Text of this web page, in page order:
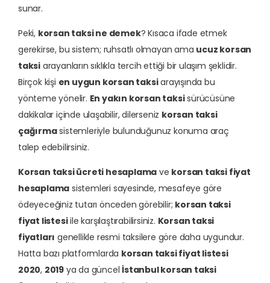
sunar.
Peki, korsan taksi ne demek? Kısaca ifade etmek
gerekirse, bu sistem; ruhsatlı olmayan ama ucuz korsan
taksi arayanların sıklıkla tercih ettiği bir ulaşım şeklidir.
Birçok kişi en uygun korsan taksiarayışında bu
yönteme yönelir. En yakın korsan taksisürücüsüne
dakikalar içinde ulaşabilir, dilerseniz korsan taksi
çağırmasistemleriyle bulunduğunuz konuma araç
talep edebilirsiniz.
Korsan taksi ücreti hesaplama ve korsan taksi fiyat
hesaplama sistemleri sayesinde, mesafeye göre
ödeyeceğiniz tutarı önceden görebilir; korsan taksi
fiyat listesiile karşılaştırabilirsiniz. Korsan taksi
fiyatları genellikle resmi taksilere göre daha uygundur.
Hatta bazı platformlarda korsan taksi fiyat listesi
2020, 2019 ya da güncelİstanbul korsan taksi